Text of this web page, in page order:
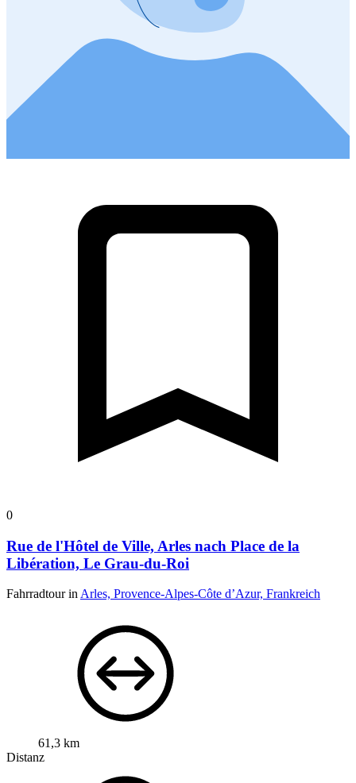
0
Rue de l'Hôtel de Ville, Arles nach Place de la
Libération, Le Grau-du-Roi
Fahrradtour inArles, Provence-Alpes-Côte d’Azur, Frankreich
61,3 km
Distanz